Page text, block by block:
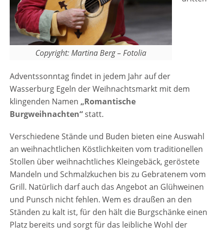
Copyright: Martina Berg – Fotolia
Adventssonntag findet in jedem Jahr auf der
Wasserburg Egeln der Weihnachtsmarkt mit dem
klingenden Namen „Romantische
Burgweihnachten“statt.
Verschiedene Stände und Buden bieten eine Auswahl
an weihnachtlichen Köstlichkeiten vom traditionellen
Stollen über weihnachtliches Kleingebäck, geröstete
Mandeln und Schmalzkuchen bis zu Gebratenem vom
Grill. Natürlich darf auch das Angebot an Glühweinen
und Punsch nicht fehlen. Wem es draußen an den
Ständen zu kalt ist, für den hält die Burgschänke einen
Platz bereits und sorgt für das leibliche Wohl der